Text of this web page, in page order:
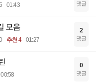
01:43 댓글
모음
추천 4 01:27
2
댓글
00:58
0
댓글